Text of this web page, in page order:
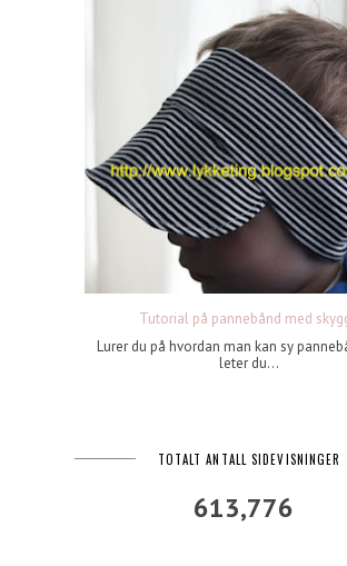
Tutorial på pannebånd med
Lurer du på hvordan man kan sy
leter du...
TOTALT ANTALL SIDEVISNINGER
613,776